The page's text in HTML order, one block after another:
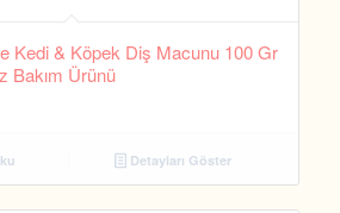
Kedi & Köpek Diş Macunu 100 Gr
Bakım Ürünü
Detayları Göster